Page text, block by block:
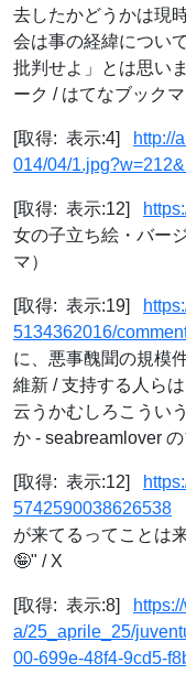
去したかどうかは現
会は事の経緯につい
批判せよ」とは思い
ーク / はてなブック
[取得: 表示:4]
http://
014/04/
[取得: 表示:12]
女の子立ち絵・バー
マ）
[取得: 表示:19]
5134362016/
に、悪事醜聞の規模
維新 / 支持する人ら
云うかむしろこうい
か - seabreamlover
[取得: 表示:12]
5742590038626538
が来てるってことは
🤪" / X
[取得: 表示:8]
a/25_aprile_25/
00-699e-48f4-9cd5-